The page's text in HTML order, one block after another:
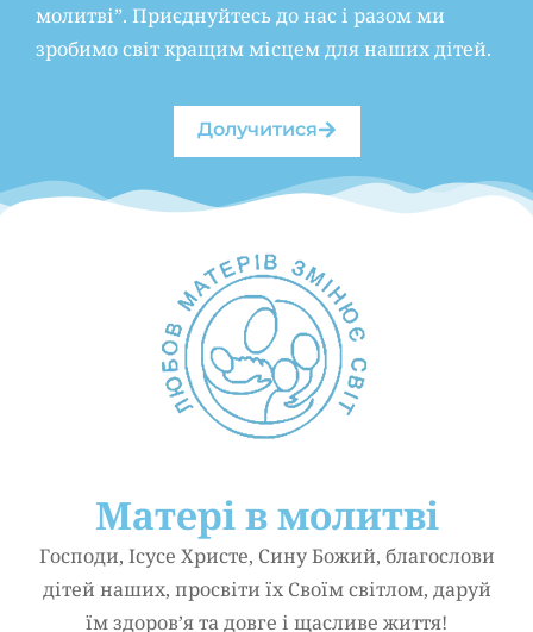
молитві”. Приєднуйтесь до нас і разом ми
зробимо світ кращим місцем для наших дітей.
Долучитися
Матері в молитві
Господи, Ісусе Христе, Сину Божий, благослови
дітей наших, просвіти їх Своїм світлом, даруй
їм здоров’я та довге і щасливе життя!